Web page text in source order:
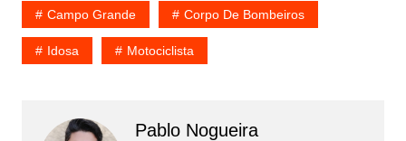
Campo Grande Corpo De Bombeiros
Idosa Motociclista
Pablo Nogueira